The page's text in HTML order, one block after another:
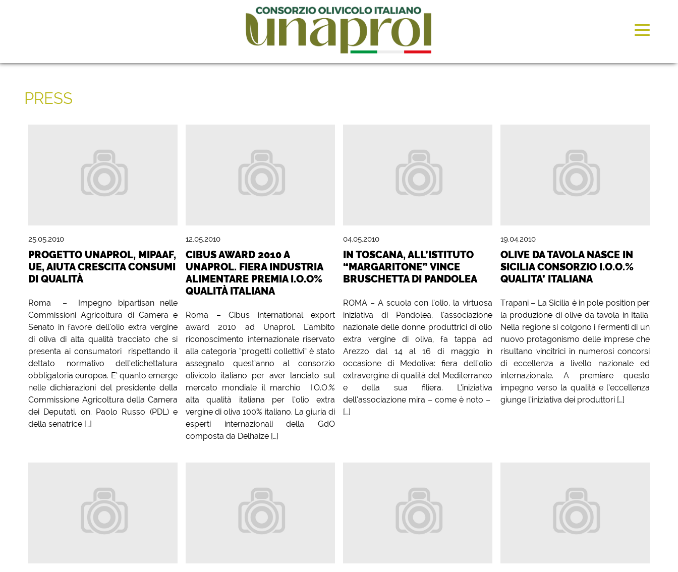
PRESS
25.05.2010
PROGETTO UNAPROL, MIPAAF,
UE, AIUTA CRESCITA CONSUMI
DI QUALITÀ
Roma – Impegno bipartisan nelle
Commissioni Agricoltura di Camera e
Senato in favore dell’olio extra vergine
di oliva di alta qualità tracciato che si
presenta ai consumatori rispettando il
dettato normativo dell’etichettatura
obbligatoria europea. E’ quanto emerge
nelle dichiarazioni del presidente della
Commissione Agricoltura della Camera
dei Deputati, on. Paolo Russo (PDL) e
della senatrice […]
12.05.2010
CIBUS AWARD 2010 A
UNAPROL. FIERA INDUSTRIA
ALIMENTARE PREMIA I.O.O%
QUALITÀ ITALIANA
Roma – Cibus international export
award 2010 ad Unaprol. L’ambito
riconoscimento internazionale riservato
alla categoria “progetti collettivi” è stato
assegnato quest’anno al consorzio
olivicolo italiano per aver lanciato sul
mercato mondiale il marchio I.O.O.%
alta qualità italiana per l’olio extra
vergine di oliva 100% italiano. La giuria di
esperti internazionali della GdO
composta da Delhaize […]
04.05.2010
IN TOSCANA, ALL’ISTITUTO
“MARGARITONE” VINCE
BRUSCHETTA DI PANDOLEA
ROMA – A scuola con l’olio, la virtuosa
iniziativa di Pandolea, l’associazione
nazionale delle donne produttrici di olio
extra vergine di oliva, fa tappa ad
Arezzo dal 14 al 16 di maggio in
occasione di Medoliva: fiera dell’olio
extravergine di qualità del Mediterraneo
e della sua filiera. L’iniziativa
dell’associazione mira – come è noto –
[…]
19.04.2010
OLIVE DA TAVOLA NASCE IN
SICILIA CONSORZIO I.O.O.%
QUALITA’ ITALIANA
Trapani – La Sicilia è in pole position per
la produzione di olive da tavola in Italia.
Nella regione si colgono i fermenti di un
nuovo protagonismo delle imprese che
risultano vincitrici in numerosi concorsi
di eccellenza a livello nazionale ed
internazionale. A premiare questo
impegno verso la qualità e l’eccellenza
giunge l’iniziativa dei produttori […]